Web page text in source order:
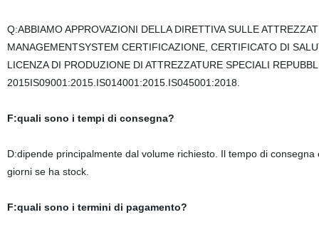
Q:ABBIAMO APPROVAZIONI DELLA DIRETTIVA SULLE
MANAGEMENTSYSTEM CERTIFICAZIONE, CERTIFICATO DI
LICENZA DI PRODUZIONE DI ATTREZZATURE SPECIALI
2015IS09001:2015.IS014001:2015.IS045001:2018.
F:quali sono i tempi di consegna?
D:dipende principalmente dal volume richiesto. Il tempo di
giorni se ha stock.
F:quali sono i termini di pagamento?